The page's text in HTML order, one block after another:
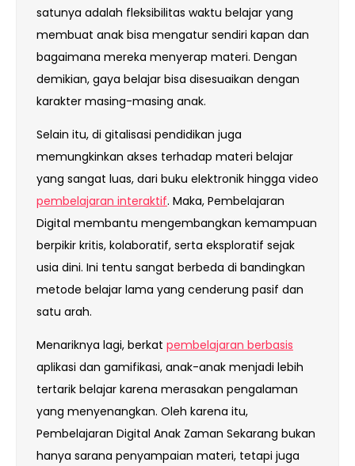
satunya adalah fleksibilitas waktu belajar yang
membuat anak bisa mengatur sendiri kapan dan
bagaimana mereka menyerap materi. Dengan
demikian, gaya belajar bisa disesuaikan dengan
karakter masing-masing anak.
Selain itu, di gitalisasi pendidikan juga
memungkinkan akses terhadap materi belajar
yang sangat luas, dari buku elektronik hingga video
pembelajaran interaktif. Maka, Pembelajaran
Digital membantu mengembangkan kemampuan
berpikir kritis, kolaboratif, serta eksploratif sejak
usia dini. Ini tentu sangat berbeda di bandingkan
metode belajar lama yang cenderung pasif dan
satu arah.
Menariknya lagi, berkat pembelajaran berbasis
aplikasi dan gamifikasi, anak-anak menjadi lebih
tertarik belajar karena merasakan pengalaman
yang menyenangkan. Oleh karena itu,
Pembelajaran Digital Anak Zaman Sekarang bukan
hanya sarana penyampaian materi, tetapi juga